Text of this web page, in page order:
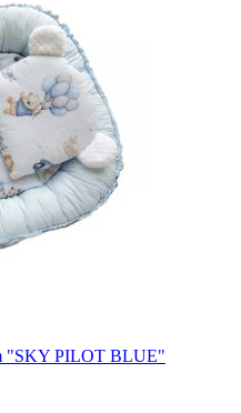
"SKY PILOT BLUE"